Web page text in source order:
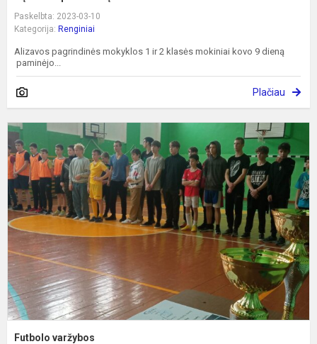
Paskelbta: 2023-03-10
Kategorija: Renginiai
Alizavos pagrindinės mokyklos 1 ir 2 klasės mokiniai kovo 9 dieną
paminėjo...
Plačiau
Futbolo varžybos